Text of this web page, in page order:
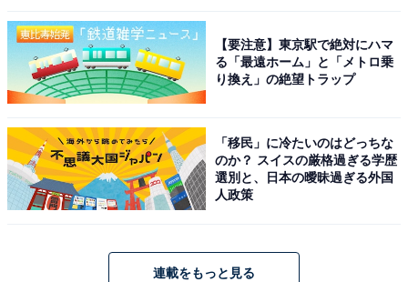
【要注意】東京駅で絶対にハマ
る「最遠ホーム」と「メトロ乗
り換え」の絶望トラップ
「移民」に冷たいのはどっちな
のか？ スイスの厳格過ぎる学歴
選別と、日本の曖昧過ぎる外国
人政策
連載をもっと見る